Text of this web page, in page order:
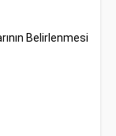
Belirlenmesi